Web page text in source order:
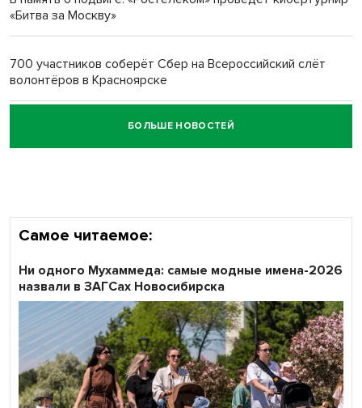
Обновлённое отделение ВТБ открылось в Искитиме
«Битва за Москву»
700 участников соберёт Сбер на Всероссийский слёт
волонтёров в Красноярске
Честный выбор: видеонаблюдение обеспечит
объективность результатов ЕДГ в Новосибирской
БОЛЬШЕ НОВОСТЕЙ
Самое читаемое:
Ни одного Мухаммеда: самые модные имена-2026
назвали в ЗАГСах Новосибирска